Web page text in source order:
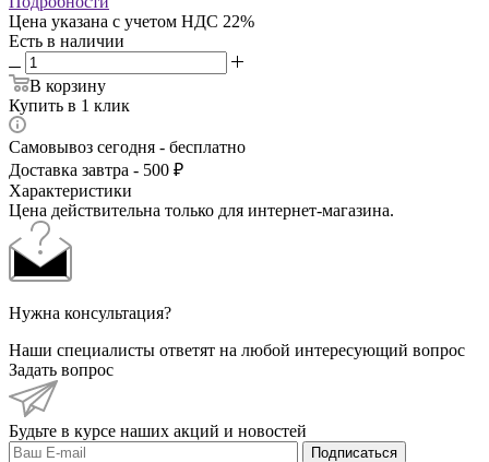
Цена указана с учетом НДС 22%
Есть в наличии
В корзину
Купить в 1 клик
Самовывоз сегодня - бесплатно
Доставка завтра - 500 ₽
Характеристики
Цена действительна только для интернет-магазина.
Нужна консультация?
Наши специалисты ответят на любой интересующий вопрос
Задать вопрос
Будьте в курсе наших акций и новостей
Подписаться